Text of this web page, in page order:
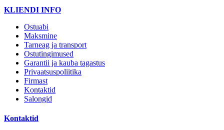
KLIENDI INFO
Ostuabi
Maksmine
Tarneag ja transport
Ostutingimused
Garantii ja kauba tagastus
Privaatsuspoliitika
Firmast
Kontaktid
Salongid
Kontaktid